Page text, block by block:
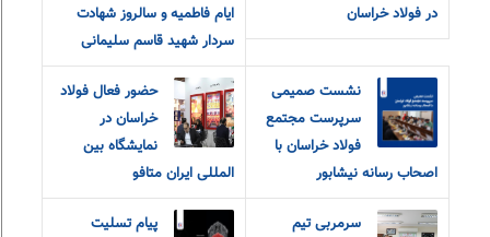
در فولاد خراسان
ایام فاطمیه و سالروز شهادت
سردار شهید قاسم سلیمانی
نشست صمیمی
سرپرست مجتمع
فولاد خراسان با
اصحاب رسانه نیشابور
حضور فعال فولاد
خراسان در
نمایشگاه بین
المللی ایران متافو
سرمربی تیم
پیام‌ ‌تسلیت